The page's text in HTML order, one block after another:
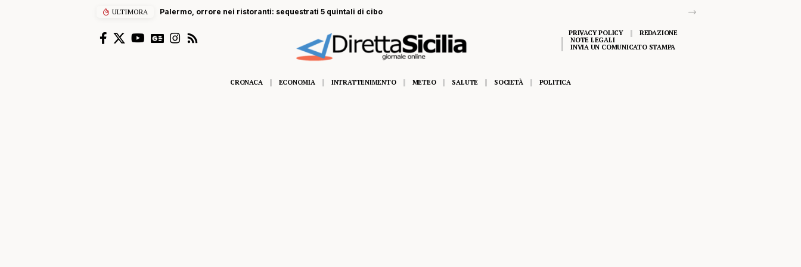
ULTIMORA Palermo, orrore nei ristoranti: sequestrati 5 quintali di cibo
PRIVACY POLICY
REDAZIONE
NOTE LEGALI
INVIA UN COMUNICATO STAMPA
CRONACA ECONOMIA INTRATTENIMENTO METEO SALUTE SOCIETÀ POLITICA